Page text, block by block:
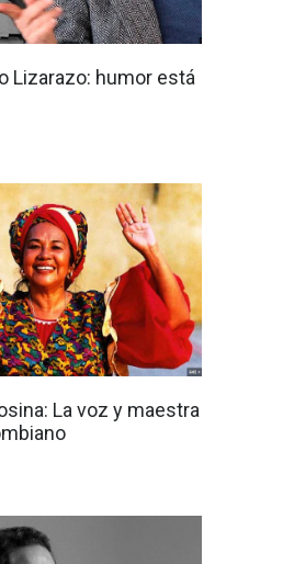
Lizarazo: humor está
La voz y maestra